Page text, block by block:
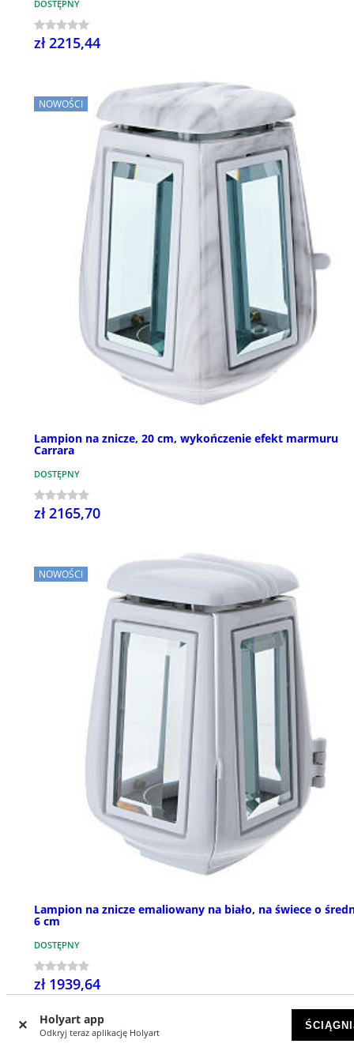
Holyart app
Odkryj teraz aplikację Holyart
DOSTĘPNY
zł 2215,44
NOWOŚCI
Lampion na znicze, 20 cm, wykończenie efekt marmuru
Carrara
DOSTĘPNY
zł 2165,70
NOWOŚCI
Lampion na znicze emaliowany na biało, na świece o
6 cm
DOSTĘPNY
zł 1939,64